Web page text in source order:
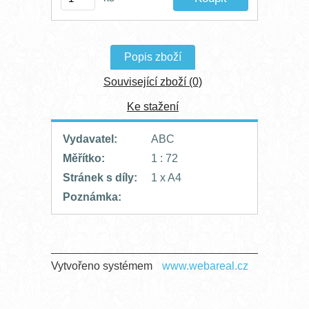
Popis zboží
Související zboží (0)
Ke stažení
Vydavatel:
ABC
Měřítko:
1 : 72
Stránek s díly:
1 x A4
Poznámka:
Vytvořeno systémem www.webareal.cz